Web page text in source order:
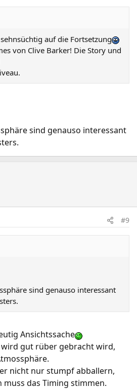
auf die Fortsetzung
von Clive Barker! Die Story und
sind genauso interessant
#9
sind genauso interessant
Ansichtssache
wird gut rüber gebracht wird,
nicht nur stumpf abballern,
das Timing stimmen.